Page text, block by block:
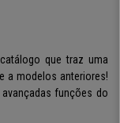
que traz uma
a modelos anteriores!
funções do